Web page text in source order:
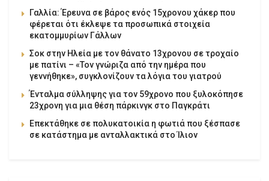
Γαλλία: Έρευνα σε βάρος ενός 15χρονου χάκερ που
φέρεται ότι έκλεψε τα προσωπικά στοιχεία
εκατομμυρίων Γάλλων
Σοκ στην Ηλεία με τον θάνατο 13χρονου σε τροχαίο
με πατίνι – «Τον γνώριζα από την ημέρα που
γεννήθηκε», συγκλονίζουν τα λόγια του γιατρού
Ένταλμα σύλληψης για τον 59χρονο που ξυλοκόπησε
23χρονη για μια θέση πάρκινγκ στο Παγκράτι
Επεκτάθηκε σε πολυκατοικία η φωτιά που ξέσπασε
σε κατάστημα με ανταλλακτικά στο Ίλιον